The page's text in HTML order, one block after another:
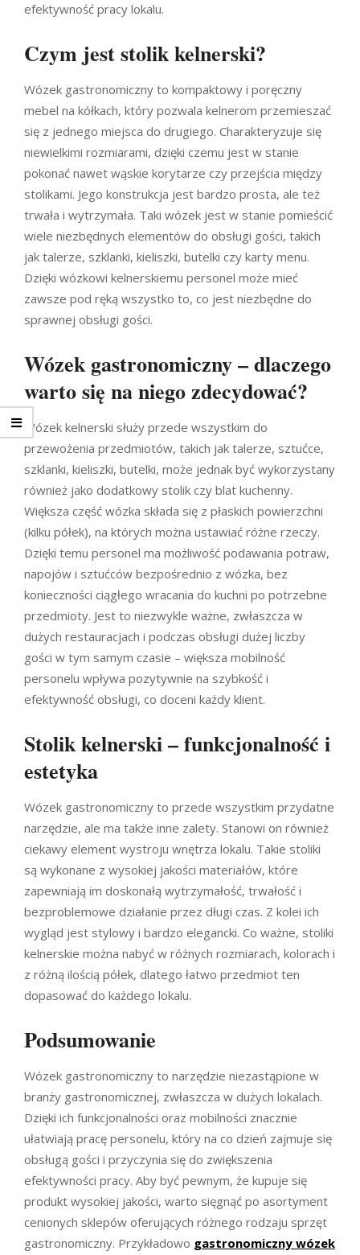
efektywność pracy lokalu.
Czym jest stolik kelnerski?
Wózek gastronomiczny to kompaktowy i poręczny
mebel na kółkach, który pozwala kelnerom przemieszać
się z jednego miejsca do drugiego. Charakteryzuje się
niewielkimi rozmiarami, dzięki czemu jest w stanie
pokonać nawet wąskie korytarze czy przejścia między
stolikami. Jego konstrukcja jest bardzo prosta, ale też
trwała i wytrzymała. Taki wózek jest w stanie pomieścić
wiele niezbędnych elementów do obsługi gości, takich
jak talerze, szklanki, kieliszki, butelki czy karty menu.
Dzięki wózkowi kelnerskiemu personel może mieć
zawsze pod ręką wszystko to, co jest niezbędne do
sprawnej obsługi gości.
Wózek gastronomiczny – dlaczego
warto się na niego zdecydować?
Wózek kelnerski służy przede wszystkim do
przewożenia przedmiotów, takich jak talerze, sztućce,
szklanki, kieliszki, butelki, może jednak być wykorzystany
również jako dodatkowy stolik czy blat kuchenny.
Większa część wózka składa się z płaskich powierzchni
(kilku półek), na których można ustawiać różne rzeczy.
Dzięki temu personel ma możliwość podawania potraw,
napojów i sztućców bezpośrednio z wózka, bez
konieczności ciągłego wracania do kuchni po potrzebne
przedmioty. Jest to niezwykle ważne, zwłaszcza w
dużych restauracjach i podczas obsługi dużej liczby
gości w tym samym czasie – większa mobilność
personelu wpływa pozytywnie na szybkość i
efektywność obsługi, co doceni każdy klient.
Stolik kelnerski – funkcjonalność i
estetyka
Wózek gastronomiczny to przede wszystkim przydatne
narzędzie, ale ma także inne zalety. Stanowi on również
ciekawy element wystroju wnętrza lokalu. Takie stoliki
są wykonane z wysokiej jakości materiałów, które
zapewniają im doskonałą wytrzymałość, trwałość i
bezproblemowe działanie przez długi czas. Z kolei ich
wygląd jest stylowy i bardzo elegancki. Co ważne, stoliki
kelnerskie można nabyć w różnych rozmiarach, kolorach i
z różną ilością półek, dlatego łatwo przedmiot ten
dopasować do każdego lokalu.
Podsumowanie
Wózek gastronomiczny to narzędzie niezastąpione w
branży gastronomicznej, zwłaszcza w dużych lokalach.
Dzięki ich funkcjonalności oraz mobilności znacznie
ułatwiają pracę personelu, który na co dzień zajmuje się
obsługą gości i przyczynia się do zwiększenia
efektywności pracy. Aby być pewnym, że kupuje się
produkt wysokiej jakości, warto sięgnąć po asortyment
cenionych sklepów oferujących różnego rodzaju sprzęt
gastronomiczny. Przykładowo gastronomiczny wózek